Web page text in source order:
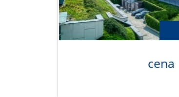
cena